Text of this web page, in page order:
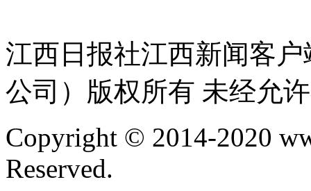
江西日报社江西新闻客
公司）版权所有 未经允
Copyright © 2014-2020
Reserved.